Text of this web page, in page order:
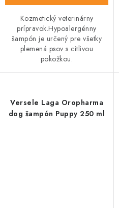
Kozmetický veterinárny
prípravok.Hypoalergénny
šampón je určený pre všetky
plemená psov s citlivou
pokožkou.
Versele Laga Oropharma
dog šampón Puppy 250 ml